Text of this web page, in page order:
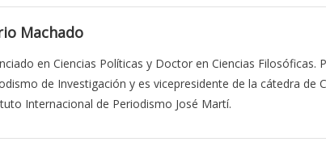
Machado
en Ciencias Políticas y Doctor en Ciencias Filosóficas.
de Investigación y es vicepresidente de la cátedra de
Internacional de Periodismo José Martí.